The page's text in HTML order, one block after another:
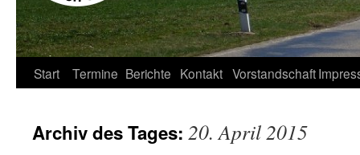
Start Termine Berichte Kontakt Vorstandschaft
Archiv des Tages: 20. April 2015